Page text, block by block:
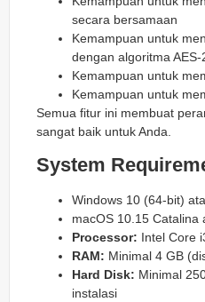
secara bersamaan
Kemampuan untuk
dengan algoritma AES-
Kemampuan untuk
Kemampuan untuk
Semua fitur ini membuat
sangat baik untuk Anda.
System
Windows 10 (64-bit)
macOS 10.15 Catalina
Processor: Intel Core
RAM: Minimal 4 GB
Hard Disk: Minimal
instalasi